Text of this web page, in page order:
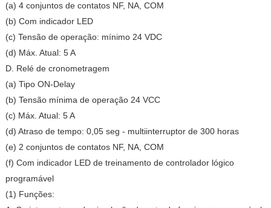
(a) 4 conjuntos de contatos NF, NA, COM
(b) Com indicador LED
(c) Tensão de operação: mínimo 24 VDC
(d) Máx. Atual: 5 A
D. Relé de cronometragem
(a) Tipo ON-Delay
(b) Tensão mínima de operação 24 VCC
(c) Máx. Atual: 5 A
(d) Atraso de tempo: 0,05 seg - multiinterruptor de 300 horas
(e) 2 conjuntos de contatos NF, NA, COM
(f) Com indicador LED de treinamento de controlador lógico
programável
(1) Funções: